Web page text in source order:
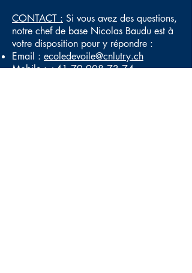
CONTACT : Si vous avez des questions,
notre chef de base Nicolas Baudu est à
votre disposition pour y répondre :
Email : ecoledevoile@cnlutry.ch
Mobile : +4179 908 73 74